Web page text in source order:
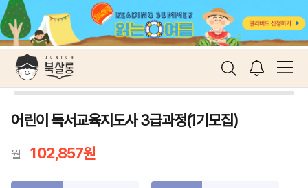
어린이 독서교육지도사 3급과정(1기모집)
월 102,857원